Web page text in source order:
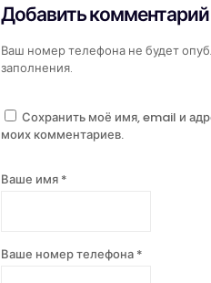
Добавить комментарий
Ваш номер телефона не будет
заполнения.
Ваше имя *
Сохранить моё имя, email и
моих комментариев.
Ваше номер телефона *